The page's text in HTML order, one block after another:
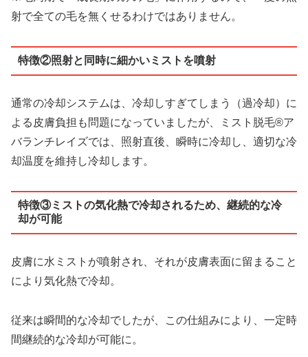
射で全ての毛を無くせるわけではありません。
特徴②照射と同時に細かいミストを噴射
通常の冷却システムは、冷却しすぎてしまう（過冷却）に
よる皮膚負担も問題になっていましたが、ミスト脱毛®ア
バランチレイズでは、照射直後、瞬時に冷却し、適切な冷
却温度を維持し冷却します。
特徴③ミストの気化熱で冷却されるため、継続的な冷
却が可能
皮膚に水ミストが噴射され、それが皮膚表面に留まること
により気化熱で冷却。
従来は瞬間的な冷却でしたが、この仕組みにより、一定時
間継続的な冷却が可能に。